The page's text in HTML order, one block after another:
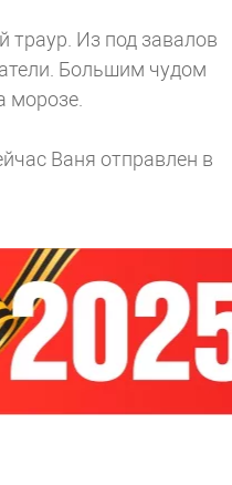
траур. Из под завалов
Большим чудом
морозе.
Ваня отправлен в